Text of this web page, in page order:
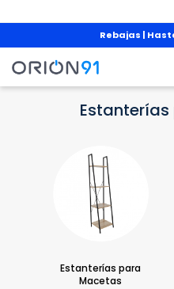
Mascotas|3x2 + envío
Estanterías por
Estanterías para
Macetas